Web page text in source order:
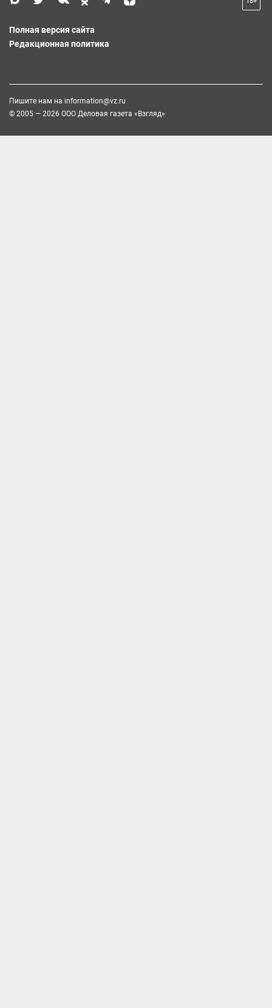
Полная версия сайта
Редакционная политика
Пишите нам на information@vz.ru
© 2005 — 2026 ООО Деловая газета «Взгляд»